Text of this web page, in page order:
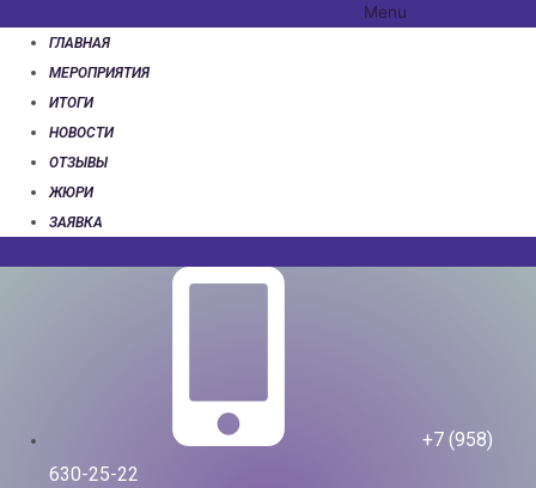
Menu
ГЛАВНАЯ
МЕРОПРИЯТИЯ
ИТОГИ
НОВОСТИ
ОТЗЫВЫ
ЖЮРИ
ЗАЯВКА
+7 (958)
630-25-22